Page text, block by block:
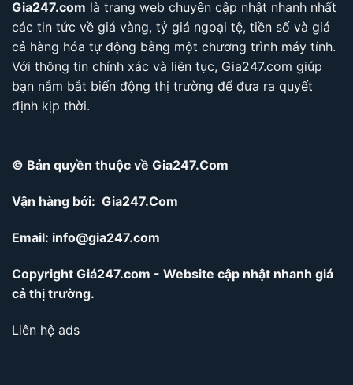
Gia247.com là trang web chuyên cập nhật nhanh nhất
các tin tức về giá vàng, tỷ giá ngoại tệ, tiền số và giá
cả hàng hóa tự động bằng một chương trình máy tính.
Với thông tin chính xác và liên tục, Gia247.com giúp
bạn nắm bắt biến động thị trường để đưa ra quyết
định kịp thời.
© Bản quyền thuộc về Gia247.Com
Vận hàng bởi: Gia247.Com
Email: info@gia247.com
Copyright Giá247.com - Website cập nhật nhanh giá
cả thị trường.
Liên hệ ads